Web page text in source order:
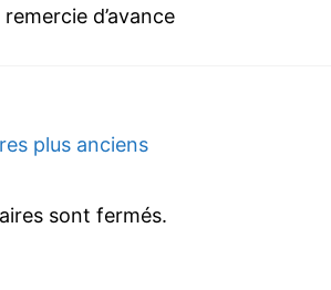
d’avance
plus anciens
sont fermés.